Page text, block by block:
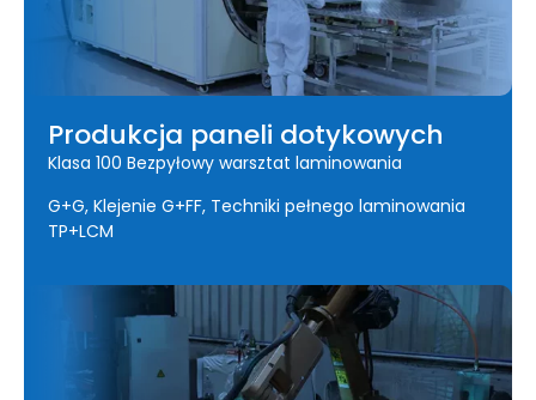
Produkcja paneli dotykowych
Klasa 100 Bezpyłowy warsztat laminowania
G+G, Klejenie G+FF, Techniki pełnego laminowania
TP+LCM